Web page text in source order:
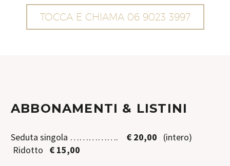
TOCCA E CHIAMA 06 9023 3997
ABBONAMENTI & LISTINI
Seduta singola ……………. € 20,00 (intero)
Ridotto € 15,00